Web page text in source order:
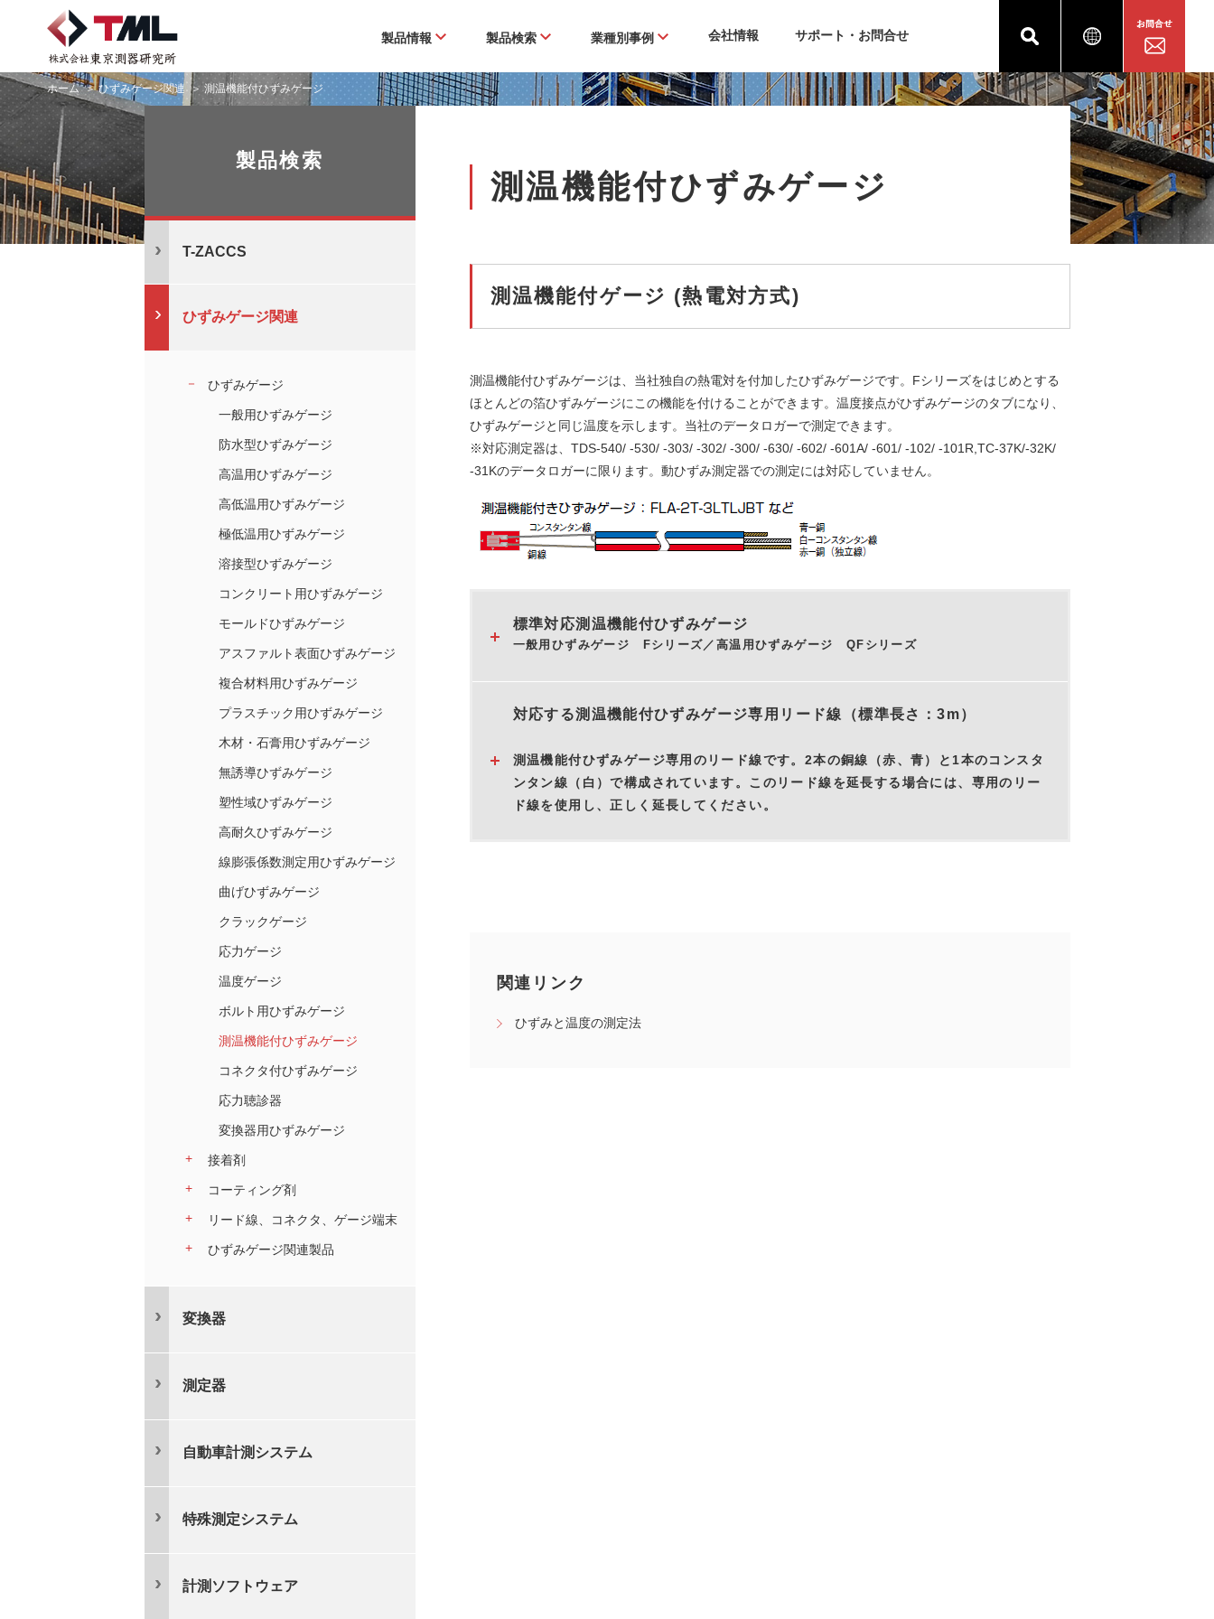
製品情報 製品検索 業種別事例 会社情報 サポート・お問合せ
ホーム ひずみゲージ関連 測温機能付ひずみゲージ
測温機能付ひずみゲージ
測温機能付ゲージ (熱電対方式)
測温機能付ひずみゲージは、当社独自の熱電対を付加したひずみゲージです。Fシリーズをはじめとする
ほとんどの箔ひずみゲージにこの機能を付けることができます。温度接点がひずみゲージのタブになり、
ひずみゲージと同じ温度を示します。当社のデータロガーで測定できます。
※対応測定器は、TDS-540/ -530/ -303/ -302/ -300/ -630/ -602/ -601A/ -601/ -102/ -101R,TC-37K/-32K/
-31Kのデータロガーに限ります。動ひずみ測定器での測定には対応していません。
標準対応測温機能付ひずみゲージ
一般用ひずみゲージ Fシリーズ／高温用ひずみゲージ QFシリーズ
対応する測温機能付ひずみゲージ専用リード線（標準長さ：3m）
測温機能付ひずみゲージ専用のリード線です。2本の銅線（赤、青）と1本のコンスタ
ンタン線（白）で構成されています。このリード線を延長する場合には、専用のリー
ド線を使用し、正しく延長してください。
関連リンク
ひずみと温度の測定法
製品検索
T-ZACCS
ひずみゲージ関連
ひずみゲージ
一般用ひずみゲージ
防水型ひずみゲージ
高温用ひずみゲージ
高低温用ひずみゲージ
極低温用ひずみゲージ
溶接型ひずみゲージ
コンクリート用ひずみゲージ
モールドひずみゲージ
アスファルト表面ひずみゲージ
複合材料用ひずみゲージ
プラスチック用ひずみゲージ
木材・石膏用ひずみゲージ
無誘導ひずみゲージ
塑性域ひずみゲージ
高耐久ひずみゲージ
線膨張係数測定用ひずみゲージ
曲げひずみゲージ
クラックゲージ
応力ゲージ
温度ゲージ
ボルト用ひずみゲージ
測温機能付ひずみゲージ
コネクタ付ひずみゲージ
応力聴診器
変換器用ひずみゲージ
接着剤
コーティング剤
リード線、コネクタ、ゲージ端末
ひずみゲージ関連製品
変換器
測定器
自動車計測システム
特殊測定システム
計測ソフトウェア